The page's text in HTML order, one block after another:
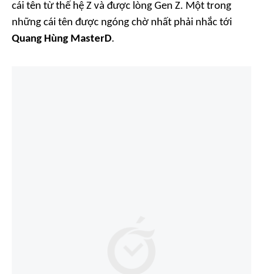
cái tên từ thế hệ Z và được lòng Gen Z. Một trong
những cái tên được ngóng chờ nhất phải nhắc tới
Quang Hùng MasterD.